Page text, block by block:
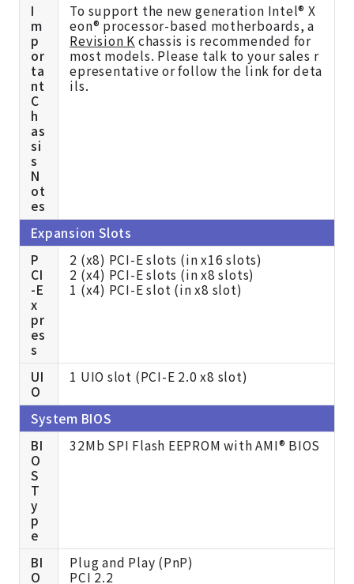
I
m
p
or
ta
nt
C
h
as
si
s
N
ot
es
To support the new generation Intel® X
eon® processor-based motherboards, a
Revision K chassis is recommended for
most models. Please talk to your sales r
epresentative or follow the link for deta
ils.
Expansion Slots
P
CI
-E
x
pr
es
s
2 (x8) PCI-E slots (in x16 slots)
2 (x4) PCI-E slots (in x8 slots)
1 (x4) PCI-E slot (in x8 slot)
UI
O
1 UIO slot (PCI-E 2.0 x8 slot)
System BIOS
BI
O
S
T
y
p
e
32Mb SPI Flash EEPROM with AMI® BIOS
BI
O
Plug and Play (PnP)
PCI 2.2